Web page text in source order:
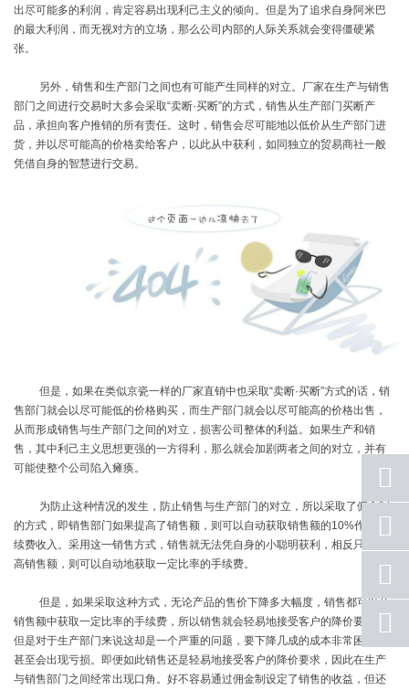
出尽可能多的利润，肯定容易出现利己主义的倾向。但是为了追求自身阿米巴
的最大利润，而无视对方的立场，那么公司内部的人际关系就会变得僵硬紧
张。
另外，销售和生产部门之间也有可能产生同样的对立。厂家在生产与销售
部门之间进行交易时大多会采取“卖断·买断”的方式，销售从生产部门买断产
品，承担向客户推销的所有责任。这时，销售会尽可能地以低价从生产部门进
货，并以尽可能高的价格卖给客户，以此从中获利，如同独立的贸易商社一般
凭借自身的智慧进行交易。
但是，如果在类似京瓷一样的厂家直销中也采取“卖断·买断”方式的话，销
售部门就会以尽可能低的价格购买，而生产部门就会以尽可能高的价格出售，
从而形成销售与生产部门之间的对立，损害公司整体的利益。如果生产和销
售，其中利己主义思想更强的一方得利，那么就会加剧两者之间的对立，并有
可能使整个公司陷入瘫痪。
为防止这种情况的发生，防止销售与生产部门的对立，所以采取了佣金制
的方式，即销售部门如果提高了销售额，则可以自动获取销售额的10%作为手
续费收入。采用这一销售方式，销售就无法凭自身的小聪明获利，相反只要提
高销售额，则可以自动地获取一定比率的手续费。
但是，如果采取这种方式，无论产品的售价下降多大幅度，销售都可以从
销售额中获取一定比率的手续费，所以销售就会轻易地接受客户的降价要求。
但是对于生产部门来说这却是一个严重的问题，要下降几成的成本非常困难，
甚至会出现亏损。即便如此销售还是轻易地接受客户的降价要求，因此在生产
与销售部门之间经常出现口角。好不容易通过佣金制设定了销售的收益，但还
座机
手机
qq
返回
顶部